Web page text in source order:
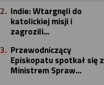
2. Indie: Wtargnęli do
katolickiej misji i
zagrozili...
3. Przewodniczący
Episkopatu spotkał się z
Ministrem Spraw...